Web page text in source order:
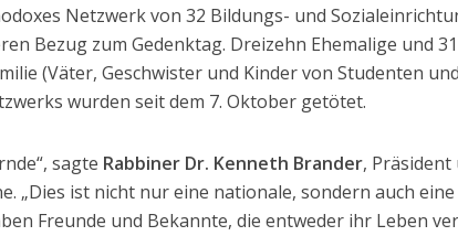
Netzwerk von 32 Bildungs- und
Bezug zum Gedenktag. Dreizehn Ehemalige und 31
(Väter, Geschwister und Kinder von Studenten und
wurden seit dem 7. Oktober getötet.
sagte Rabbiner Dr. Kenneth Brander, Präsident
„Dies ist nicht nur eine nationale, sondern auch eine
Freunde und Bekannte, die entweder ihr Leben